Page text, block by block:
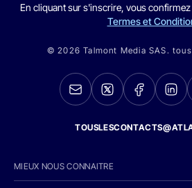
En cliquant sur s'inscrire, vous
Termes et
© 2026 Talmont Media SAS.
MIEUX NOUS CONNAITRE